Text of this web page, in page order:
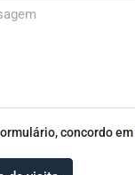
concordo em